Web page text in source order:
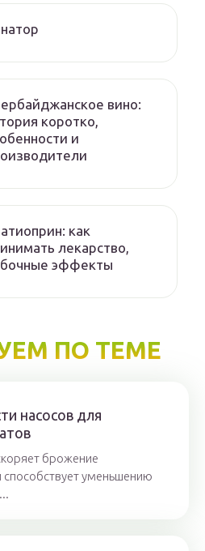
вино:
коротко,
и
как
лекарство,
эффекты
ПО ТЕМЕ
насосов для
брожение
уменьшению